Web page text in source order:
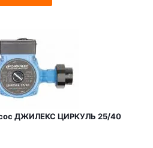
ДЖИЛЕКС ЦИРКУЛЬ 25/40